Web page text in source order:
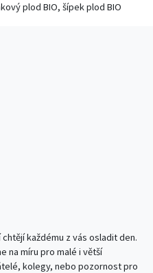
plod BIO, šípek plod BIO
každému z vás osladit den.
na míru pro malé i větší
kolegy, nebo pozornost pro